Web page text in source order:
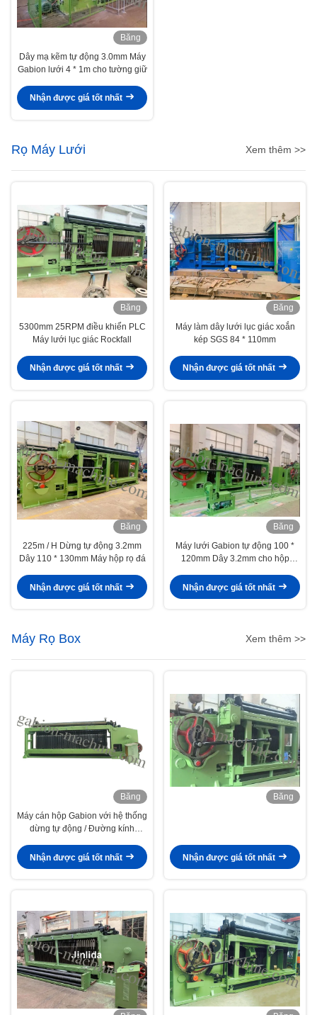
Băng
hình
Dây mạ kẽm tự động 3.0mm Máy
Gabion lưới 4 * 1m cho tường giữ
Nhận được giá tốt nhất
Rọ Máy Lưới Xem thêm >>
Băng
hình
5300mm 25RPM điều khiển PLC
Máy lưới lục giác Rockfall
Nhận được giá tốt nhất
Băng
hình
Máy làm dây lưới lục giác xoắn
kép SGS 84 * 110mm
Nhận được giá tốt nhất
Băng
hình
225m / H Dừng tự động 3.2mm
Dây 110 * 130mm Máy hộp rọ đá
Nhận được giá tốt nhất
Băng
hình
Máy lưới Gabion tự động 100 *
120mm Dây 3.2mm cho hộp
Nhận được giá tốt nhất
Máy Rọ Box Xem thêm >>
Băng
hình
Máy cán hộp Gabion với hệ thống
dừng tự động / Đường kính
Nhận được giá tốt nhất
Băng
Nhận được giá tốt nhất